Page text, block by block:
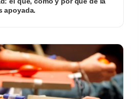
apoyada.